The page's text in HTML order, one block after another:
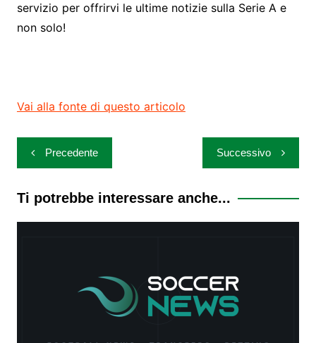
servizio per offrirvi le ultime notizie sulla Serie A e
non solo!
Vai alla fonte di questo articolo
Navigazione
articoli
Precedente Successivo
Ti potrebbe interessare anche...